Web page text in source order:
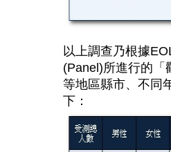
以上調查乃根據
(Panel)所進行的「
等地區縣市、不同
下：